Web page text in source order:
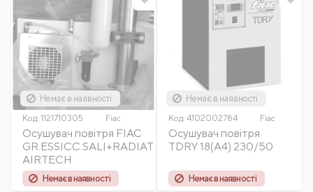
Немає в наявності
Код: 1121710305 Fiac
Осушувач повітря FIAC
GR.ESSICC.SALI+RADIAT
AIRTECH
Немає в наявності
Немає в наявності
Код: 4102002784 Fiac
Осушувач повітря
TDRY 18(A4) 230/50
Немає в наявності